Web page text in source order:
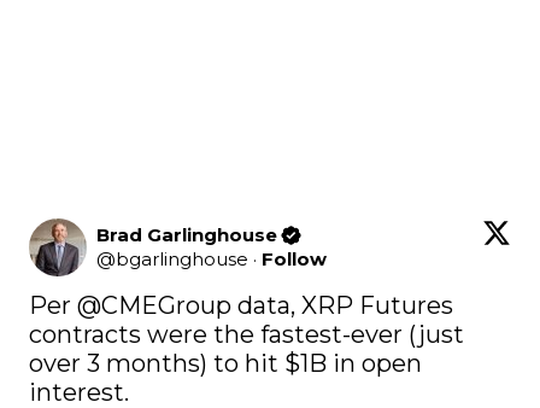
Brad Garlinghouse
@bgarlinghouse · Follow
Per @CMEGroup data, XRP Futures
contracts were the fastest-ever (just
over 3 months) to hit $1B in open
interest.